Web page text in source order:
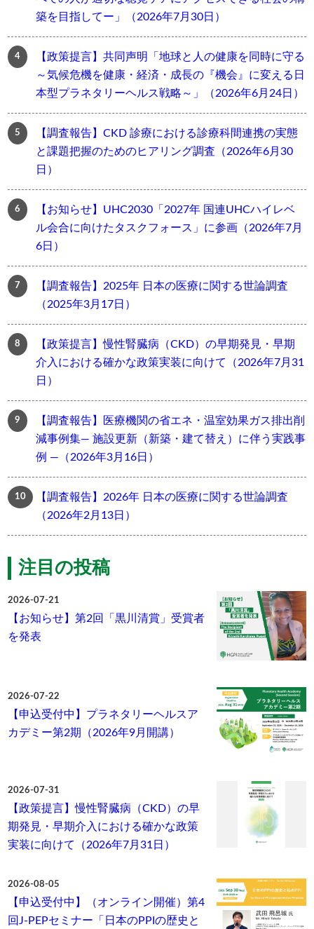
築を目指してー」（2026年7月30日）
【政策提言】共同声明「地球と人の健康を同時に守る
～気候危機を健康・経済・成長の『機会』に変える日
本型プラネタリーヘルス戦略～」（2026年6月24日）
【調査報告】CKD 診療における診療科間連携の実態
と課題把握のためのヒアリング調査（2026年6月30
日）
【お知らせ】UHC2030「2027年 国連UHCハイレベ
ル会合に向けたタスクフォース」に参画（2026年7月
6日）
【調査報告】2025年 日本の医療に関する世論調査
（2025年3月17日）
【政策提言】慢性腎臓病（CKD）の早期発見・早期
介入における確かな政策実装に向けて（2026年7月31
日）
【調査報告】医療機関の省エネ・温室効果ガス排出削
減事例集― 施設更新（新築・建て替え）に伴う実践事
例 ―（2026年3月16日）
【調査報告】2026年 日本の医療に関する世論調査
（2026年2月13日）
注目の投稿
2026-07-21
【お知らせ】第2回「黒川清賞」受賞者
を発表
2026-07-22
【申込受付中】プラネタリーヘルスア
カデミー第2期（2026年9月開講）
2026-07-31
【政策提言】慢性腎臓病（CKD）の早
期発見・早期介入における確かな政策
実装に向けて（2026年7月31日）
2026-08-05
【申込受付中】（オンライン開催）第4
回J-PEPセミナー「日本のPPIの歴史と